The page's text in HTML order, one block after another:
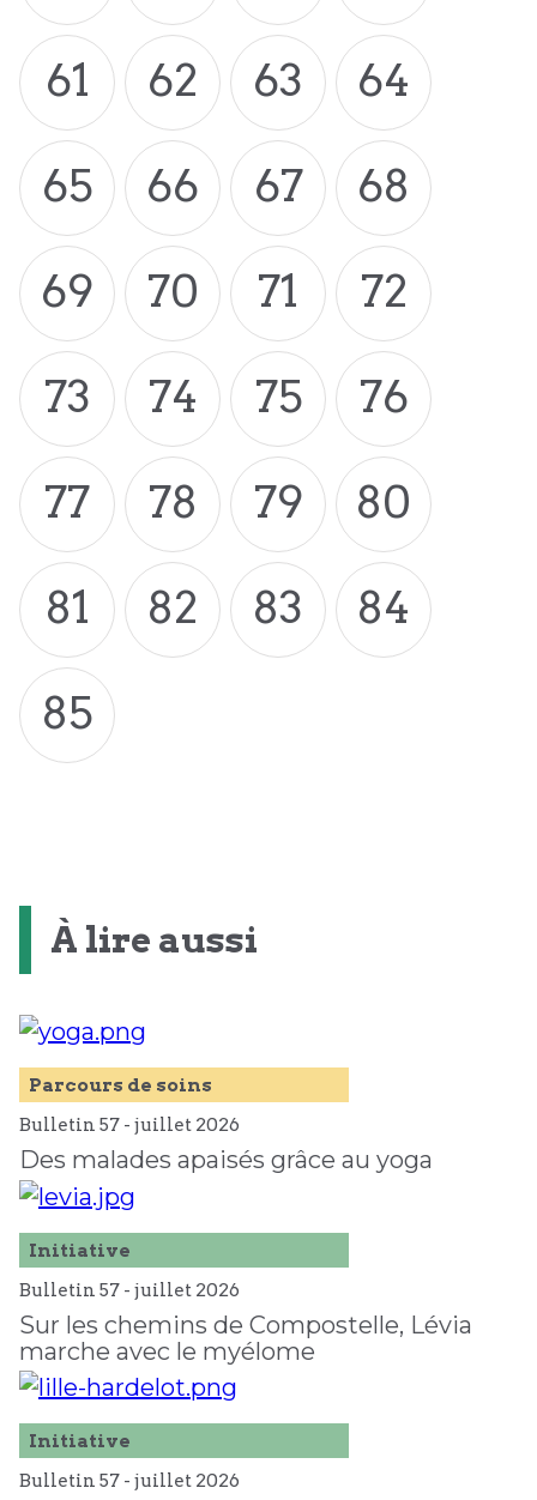
61
62 63
64
65
66 67
68
69
70 71
72
73
74 75
76
77
78 79
80
81
82 83
84
85
À lire aussi
Parcours de soins
Bulletin 57 - juillet 2026
Des malades apaisés grâce au yoga
Initiative
Bulletin 57 - juillet 2026
Sur les chemins de Compostelle, Lévia
marche avec le myélome
Initiative
Bulletin 57 - juillet 2026